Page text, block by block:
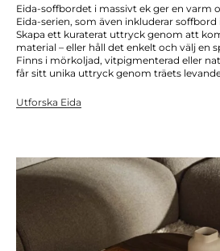
Eida-soffbordet i massivt ek ger en varm
Eida-serien, som även inkluderar
Skapa ett kuraterat uttryck genom att
material – eller håll det enkelt och välj en
Finns i mörkoljad, vitpigmenterad eller
får sitt unika uttryck genom träets
Utforska Eida